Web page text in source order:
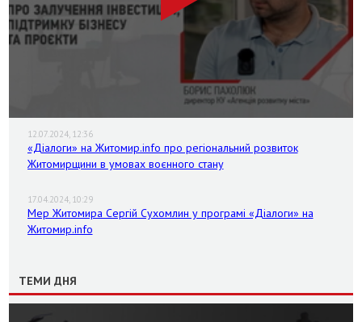
12.07.2024, 12:36
«Діалоги» на Житомир.info про регіональний розвиток
Житомирщини в умовах воєнного стану
17.04.2024, 10:29
Мер Житомира Сергій Сухомлин у програмі «Діалоги» на
Житомир.info
ТЕМИ ДНЯ